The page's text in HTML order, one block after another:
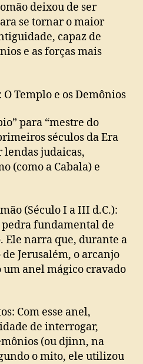
deixou de ser
se tornar o maior
capaz de
e as forças mais
Templo e os Demônios
para “mestre do
séculos da Era
judaicas,
(como a Cabala) e
(Século I a III d.C.):
pedra fundamental de
Ele narra que, durante a
Jerusalém, o arcanjo
anel mágico cravado
Com esse anel,
de interrogar,
(ou djinn, na
o mito, ele utilizou